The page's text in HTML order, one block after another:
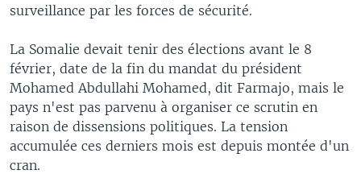
surveillance par les forces de sécurité.
La Somalie devait tenir des élections avant le 8
février, date de la fin du mandat du président
Mohamed Abdullahi Mohamed, dit Farmajo, mais le
pays n'est pas parvenu à organiser ce scrutin en
raison de dissensions politiques. La tension
accumulée ces derniers mois est depuis montée d'un
cran.